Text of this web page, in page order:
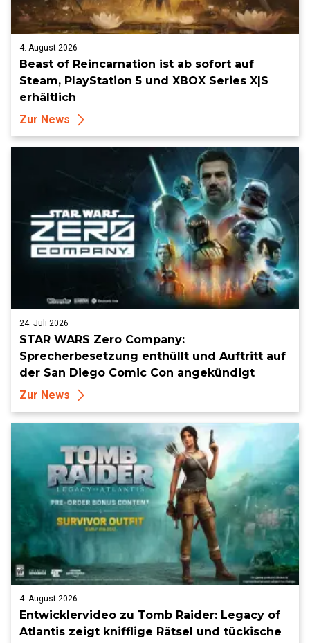
4. August 2026
Beast of Reincarnation ist ab sofort auf
Steam, PlayStation 5 und XBOX Series X|S
erhältlich
Zur News
24. Juli 2026
STAR WARS Zero Company:
Sprecherbesetzung enthüllt und Auftritt auf
der San Diego Comic Con angekündigt
Zur News
4. August 2026
Entwicklervideo zu Tomb Raider: Legacy of
Atlantis zeigt knifflige Rätsel und tückische